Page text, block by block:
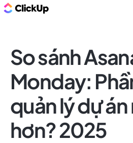
So sánh
Monday:
quản lý dự
hơn? 2025